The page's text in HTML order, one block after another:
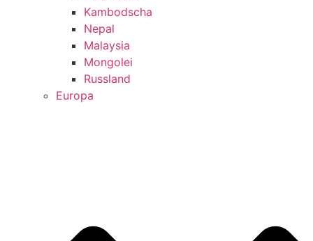
Kambodscha
Nepal
Malaysia
Mongolei
Russland
Europa